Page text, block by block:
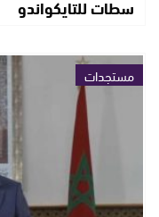
سطات للتايكواندو
مستجدات